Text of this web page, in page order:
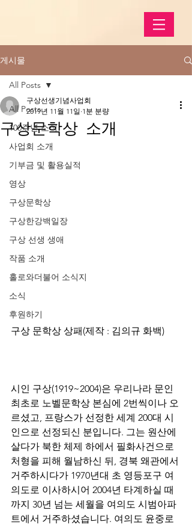
게시물
All Posts
100주년 소식
사업회 소개
기부금 및 활용실적
영상
구상문학상
구상한강백일장
구상 선생 생애
작품 소개
홀로와더불어 소식지
소식
후원하기
All Posts
구상문학상 소개
구상선생기념사업회
2019년 11월 11일 1분 분량
구상 문학상 상패(제작 : 김의규 화백)
시인 구상(1919~2004)은 우리나라 문인
최초로 노벨문학상 본심에 2번씩이나 오
르셨고, 프랑스가 선정한 세계 200대 시
인으로 선정되신 분입니다. 그는 원산에
살다가 북한 체제 하에서 필화사건으로
처형을 피해 월남하신 뒤, 경북 왜관에서
거주하시다가 1970년대 초 영등포구 여
의도로 이사하시어 2004년 타계하실 때
까지 30년 넘는 세월을 여의도 시범아파
트에서 거주하셨습니다. 여의도 윤중로